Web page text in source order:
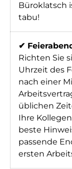
Büroklatsch
tabu!
✔
Richten Sie
Uhrzeit des
nach einer
üblichen
Ihre
beste
passende
ersten